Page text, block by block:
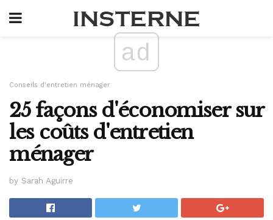
ad
Conseils d'entretien ménager
25 façons d'économiser sur
les coûts d'entretien
ménager
by Sarah Aguirre